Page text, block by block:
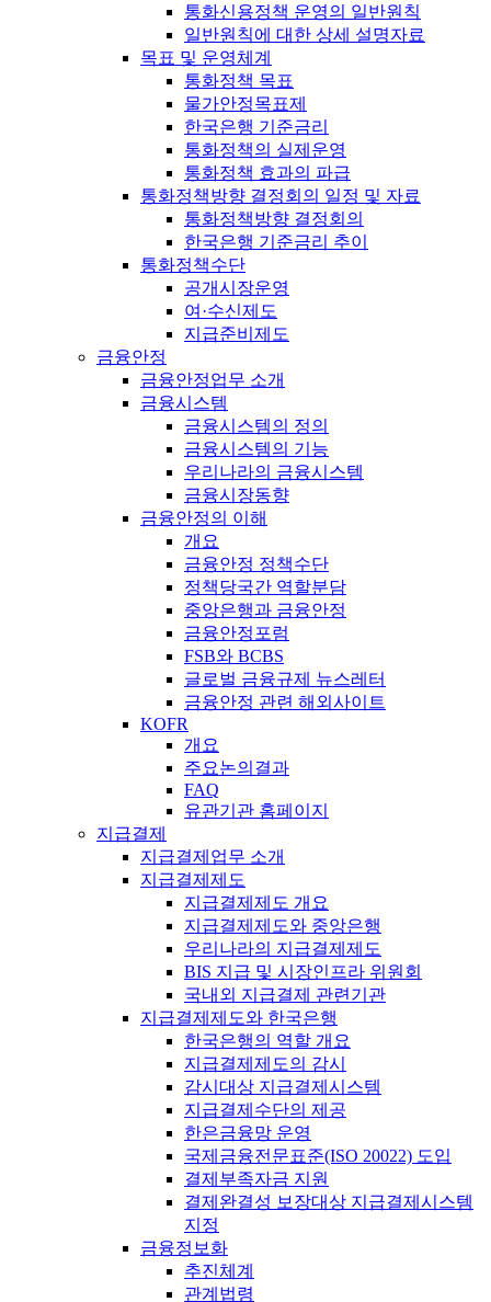
통화신용정책 운영의 일반원칙
일반원칙에 대한 상세 설명자료
목표 및 운영체계
통화정책 목표
물가안정목표제
한국은행 기준금리
통화정책의 실제운영
통화정책 효과의 파급
통화정책방향 결정회의 일정 및 자료
통화정책방향 결정회의
한국은행 기준금리 추이
통화정책수단
공개시장운영
여·수신제도
지급준비제도
금융안정
금융안정업무 소개
금융시스템
금융시스템의 정의
금융시스템의 기능
우리나라의 금융시스템
금융시장동향
금융안정의 이해
개요
금융안정 정책수단
정책당국간 역할분담
중앙은행과 금융안정
금융안정포럼
FSB와 BCBS
글로벌 금융규제 뉴스레터
금융안정 관련 해외사이트
KOFR
개요
주요논의결과
FAQ
유관기관 홈페이지
지급결제
지급결제업무 소개
지급결제제도
지급결제제도 개요
지급결제제도와 중앙은행
우리나라의 지급결제제도
BIS 지급 및 시장인프라 위원회
국내외 지급결제 관련기관
지급결제제도와 한국은행
한국은행의 역할 개요
지급결제제도의 감시
감시대상 지급결제시스템
지급결제수단의 제공
한은금융망 운영
국제금융전문표준(ISO 20022) 도입
결제부족자금 지원
결제완결성 보장대상 지급결제시스템
지정
금융정보화
추진체계
관계법령